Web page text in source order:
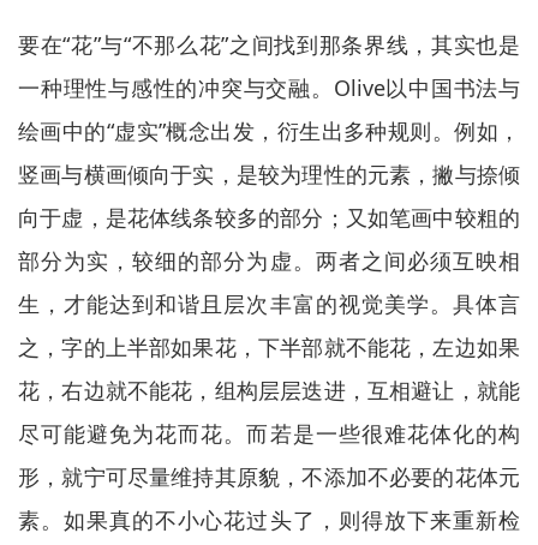
要在“花”与“不那么花”之间找到那条界线，其实也是
一种理性与感性的冲突与交融。Olive以中国书法与
绘画中的“虚实”概念出发，衍生出多种规则。例如，
竖画与横画倾向于实，是较为理性的元素，撇与捺倾
向于虚，是花体线条较多的部分；又如笔画中较粗的
部分为实，较细的部分为虚。两者之间必须互映相
生，才能达到和谐且层次丰富的视觉美学。具体言
之，字的上半部如果花，下半部就不能花，左边如果
花，右边就不能花，组构层层迭进，互相避让，就能
尽可能避免为花而花。而若是一些很难花体化的构
形，就宁可尽量维持其原貌，不添加不必要的花体元
素。如果真的不小心花过头了，则得放下来重新检